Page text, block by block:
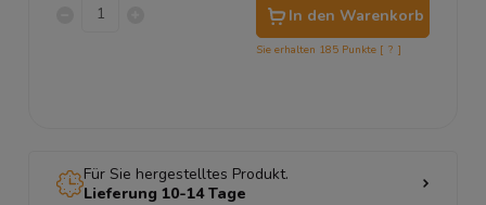
In den Warenkorb
Sie erhalten 185 Punkte [ ? ]
Für Sie hergestelltes Produkt.
Lieferung 10-14 Tage